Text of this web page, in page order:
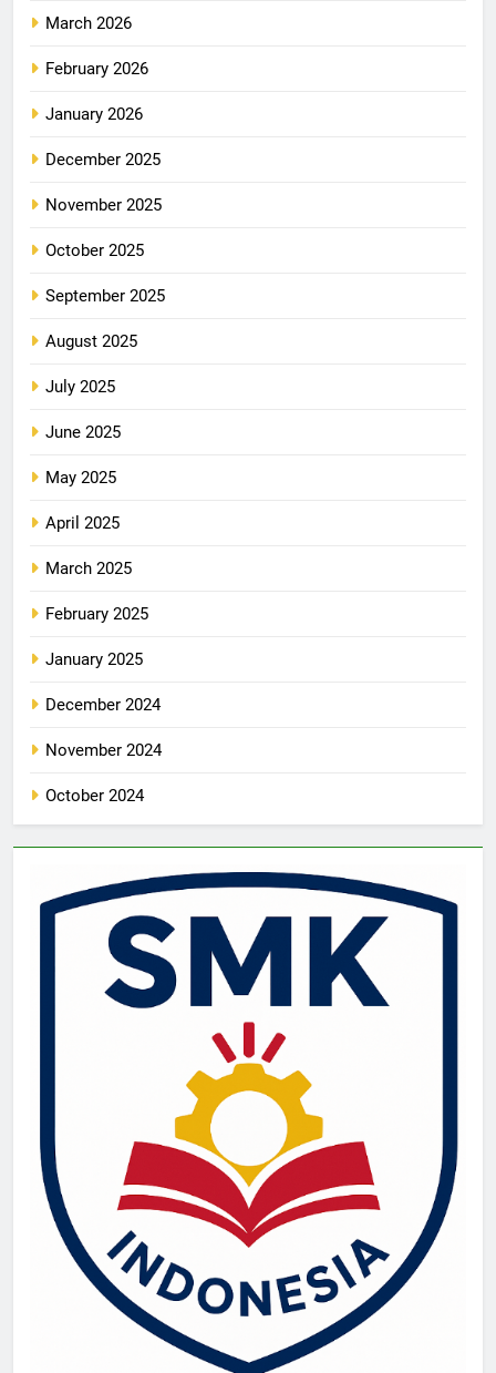
March 2026
February 2026
January 2026
December 2025
November 2025
October 2025
September 2025
August 2025
July 2025
June 2025
May 2025
April 2025
March 2025
February 2025
January 2025
December 2024
November 2024
October 2024